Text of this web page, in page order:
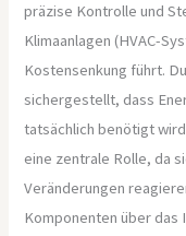
präzise Kontrolle und
Klimaanlagen (HVAC-
Kostensenkung führt.
sichergestellt, dass
tatsächlich benötigt
eine zentrale Rolle, da
Veränderungen
Komponenten über das